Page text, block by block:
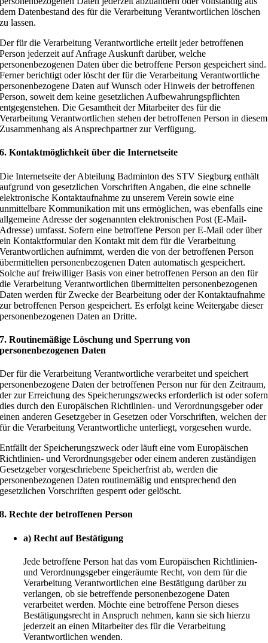
dem Datenbestand des für die Verarbeitung Verantwortlichen löschen
zu lassen.
Der für die Verarbeitung Verantwortliche erteilt jeder betroffenen
Person jederzeit auf Anfrage Auskunft darüber, welche
personenbezogenen Daten über die betroffene Person gespeichert sind.
Ferner berichtigt oder löscht der für die Verarbeitung Verantwortliche
personenbezogene Daten auf Wunsch oder Hinweis der betroffenen
Person, soweit dem keine gesetzlichen Aufbewahrungspflichten
entgegenstehen. Die Gesamtheit der Mitarbeiter des für die
Verarbeitung Verantwortlichen stehen der betroffenen Person in diesem
Zusammenhang als Ansprechpartner zur Verfügung.
6. Kontaktmöglichkeit über die Internetseite
Die Internetseite der Abteilung Badminton des STV Siegburg enthält
aufgrund von gesetzlichen Vorschriften Angaben, die eine schnelle
elektronische Kontaktaufnahme zu unserem Verein sowie eine
unmittelbare Kommunikation mit uns ermöglichen, was ebenfalls eine
allgemeine Adresse der sogenannten elektronischen Post (E-Mail-
Adresse) umfasst. Sofern eine betroffene Person per E-Mail oder über
ein Kontaktformular den Kontakt mit dem für die Verarbeitung
Verantwortlichen aufnimmt, werden die von der betroffenen Person
übermittelten personenbezogenen Daten automatisch gespeichert.
Solche auf freiwilliger Basis von einer betroffenen Person an den für
die Verarbeitung Verantwortlichen übermittelten personenbezogenen
Daten werden für Zwecke der Bearbeitung oder der Kontaktaufnahme
zur betroffenen Person gespeichert. Es erfolgt keine Weitergabe dieser
personenbezogenen Daten an Dritte.
7. Routinemäßige Löschung und Sperrung von
personenbezogenen Daten
Der für die Verarbeitung Verantwortliche verarbeitet und speichert
personenbezogene Daten der betroffenen Person nur für den Zeitraum,
der zur Erreichung des Speicherungszwecks erforderlich ist oder sofern
dies durch den Europäischen Richtlinien- und Verordnungsgeber oder
einen anderen Gesetzgeber in Gesetzen oder Vorschriften, welchen der
für die Verarbeitung Verantwortliche unterliegt, vorgesehen wurde.
Entfällt der Speicherungszweck oder läuft eine vom Europäischen
Richtlinien- und Verordnungsgeber oder einem anderen zuständigen
Gesetzgeber vorgeschriebene Speicherfrist ab, werden die
personenbezogenen Daten routinemäßig und entsprechend den
gesetzlichen Vorschriften gesperrt oder gelöscht.
8. Rechte der betroffenen Person
a) Recht auf Bestätigung
Jede betroffene Person hat das vom Europäischen Richtlinien-
und Verordnungsgeber eingeräumte Recht, von dem für die
Verarbeitung Verantwortlichen eine Bestätigung darüber zu
verlangen, ob sie betreffende personenbezogene Daten
verarbeitet werden. Möchte eine betroffene Person dieses
Bestätigungsrecht in Anspruch nehmen, kann sie sich hierzu
jederzeit an einen Mitarbeiter des für die Verarbeitung
Verantwortlichen wenden.